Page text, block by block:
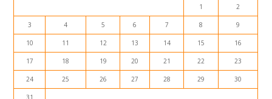
1
2
3 4 5 6 7 8 9
10 11 12 13 14 15 16
17 18 19 20 21 22 23
24 25 26 27 28 29 30